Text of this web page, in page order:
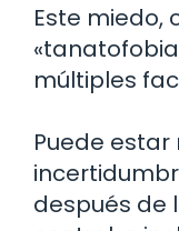
Este miedo,
múltiples
Puede
después de